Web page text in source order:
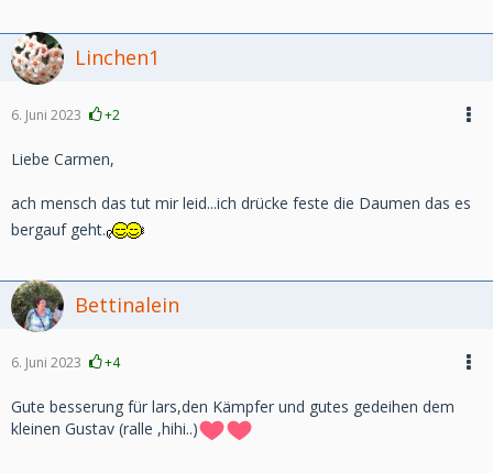
Linchen1
6. Juni 2023 +2
Liebe Carmen,
ach mensch das tut mir leid...ich drücke feste die Daumen das es
bergauf geht.
Bettinalein
6. Juni 2023 +4
Gute besserung für lars,den Kämpfer und gutes gedeihen dem
kleinen Gustav (ralle ,hihi..)